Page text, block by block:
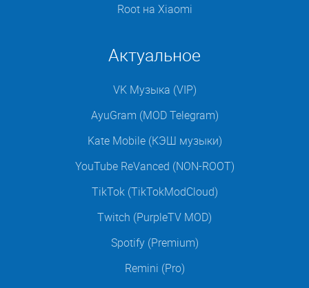
Root на Xiaomi
Актуальное
VK Музыка (VIP)
AyuGram (MOD Telegram)
Kate Mobile (КЭШ музыки)
YouTube ReVanced (NON-ROOT)
TikTok (TikTokModCloud)
Twitch (PurpleTV MOD)
Spotify (Premium)
Remini (Pro)